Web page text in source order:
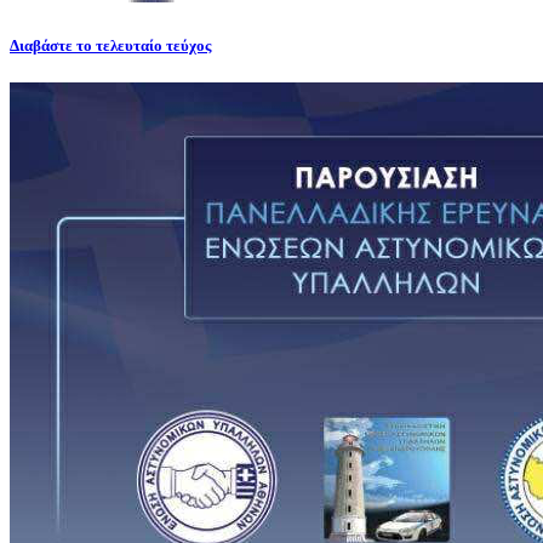
Διαβάστε το τελευταίο τεύχος